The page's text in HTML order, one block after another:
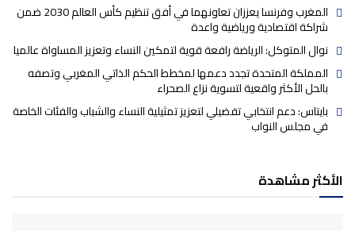
المغرب وفرنسا يعززان تعاونهما في أفق تنظيم كأس العالم 2030 ضمن
شراكة اقتصادية ورياضية واعدة
نوال المتوكل: الرياضة رافعة قوية لتمكين النساء وتعزيز المساواة عالميا
المملكة المتحدة تجدد دعمها لمخطط الحكم الذاتي المغربي وتصفه
بالحل الأكثر واقعية لتسوية نزاع الصحراء
بايتاس: دعم انتخابي تفضيلي لتعزيز تمثيلية النساء والشباب والفئات الخاصة
في مجلس النواب
الأكثر مشاهدة